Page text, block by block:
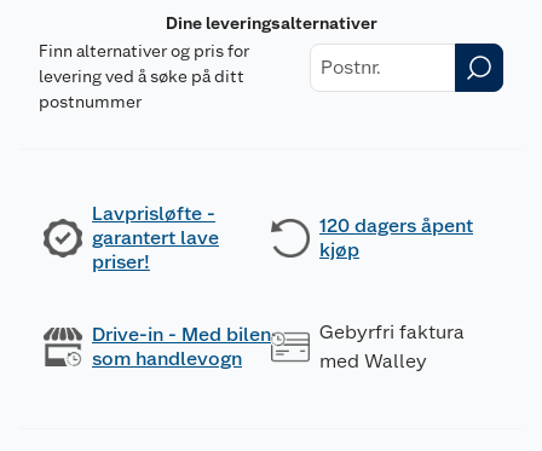
Dine leveringsalternativer
Finn alternativer og pris for
levering ved å søke på ditt
postnummer
Lavprisløfte -
garantert lave
priser!
120 dagers åpent
kjøp
Drive-in - Med bilen
som handlevogn
Gebyrfri faktura
med Walley